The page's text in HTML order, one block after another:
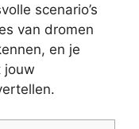
scenario’s
van dromen
en je
jouw